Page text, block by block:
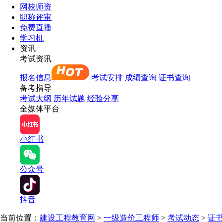
网校师资
职称评审
免费直播
学习机
资讯
考试资讯
报名信息 考试安排 成绩查询 证书查询
备考指导
考试大纲 历年试题 经验分享
全媒体平台
小红书
公众号
抖音
当前位置： 建设工程教育网 > 一级造价工程师 > 考试动态 > 证